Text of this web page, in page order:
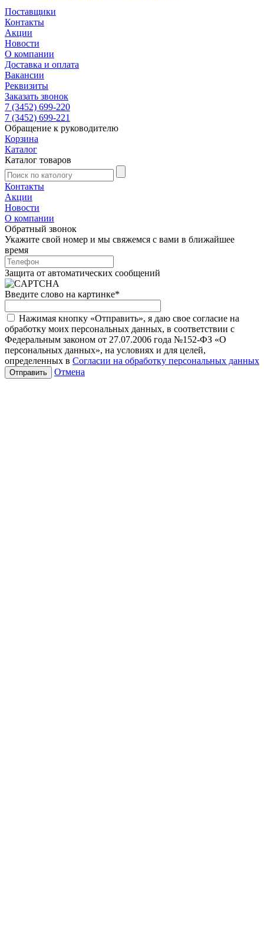
Поставщики
Контакты
Акции
Новости
О компании
Доставка и оплата
Вакансии
Реквизиты
Заказать звонок
7 (3452) 699-220
7 (3452) 699-221
Обращение к руководителю
Корзина
Каталог
Каталог товаров
Контакты
Акции
Новости
О компании
Обратный звонок
Укажите свой номер и мы свяжемся с вами в ближайшее
время
Защита от автоматических сообщений
Введите слово на картинке*
Нажимая кнопку «Отправить», я даю свое согласие на
обработку моих персональных данных, в соответствии с
Федеральным законом от 27.07.2006 года №152-ФЗ «О
персональных данных», на условиях и для целей,
определенных в Согласии на обработку персональных данных
Отмена